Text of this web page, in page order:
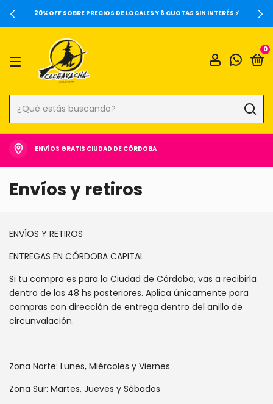
20%OFF SOBRE PRECIOS DE LOCALES Y 6 CUOTAS SIN INTERÉS ⚡️
0
ENVÍOS GRATIS CIUDAD DE CÓRDOBA
Envíos y retiros
ENVÍOS Y RETIROS
ENTREGAS EN CÓRDOBA CAPITAL
Si tu compra es para la Ciudad de Córdoba, vas a recibirla
dentro de las 48 hs posteriores. Aplica únicamente para
compras con dirección de entrega dentro del anillo de
circunvalación.
Zona Norte: Lunes, Miércoles y Viernes
Zona Sur: Martes, Jueves y Sábados